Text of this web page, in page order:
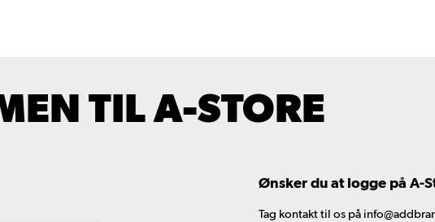
TIL A-STORE
Ønsker du at logge på A-
Tag kontakt til os på